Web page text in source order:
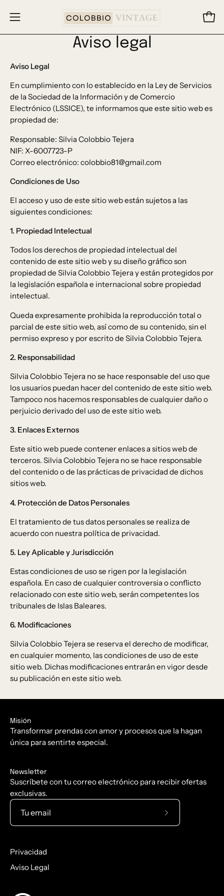
Abrir
menú
navegación
Aviso legal
Aviso Legal
En cumplimiento con lo establecido en la Ley de Servicios
de la Sociedad de la Información y de Comercio
Electrónico (LSSICE), te informamos que este sitio web es
propiedad de:
Responsable: Silvia Colobbio Tejera
NIF: X-6007723-P
Correo electrónico: colobbio81@gmail.com
Condiciones de Uso
El acceso y uso de este sitio web están sujetos a las
siguientes condiciones:
1. Propiedad Intelectual
Todos los derechos de propiedad intelectual del
contenido de este sitio web y su diseño gráfico son
propiedad de Silvia Colobbio Tejera y están protegidos por
la legislación española e internacional sobre propiedad
intelectual.
Queda expresamente prohibida la reproducción total o
parcial de este sitio web, así como de su contenido, sin el
permiso expreso y por escrito de Silvia Colobbio Tejera.
2. Responsabilidad
Silvia Colobbio Tejera no se hace responsable del uso que
los usuarios puedan hacer del contenido de este sitio web.
Tampoco nos hacemos responsables de cualquier daño o
perjuicio derivado del uso de este sitio web.
3. Enlaces Externos
Este sitio web puede contener enlaces a sitios web de
terceros. Silvia Colobbio Tejera no se hace responsable
del contenido o de las prácticas de privacidad de dichos
sitios web.
4. Protección de Datos Personales
El tratamiento de tus datos personales se realiza de
acuerdo con nuestra política de privacidad.
5. Ley Aplicable y Jurisdicción
Estas condiciones de uso se rigen por la legislación
española. En caso de cualquier controversia o conflicto
relacionado con este sitio web, serán competentes los
tribunales de Islas Baleares.
6. Modificaciones
Silvia Colobbio Tejera se reserva el derecho de modificar,
en cualquier momento, las condiciones de uso de este
sitio web. Dichas modificaciones entrarán en vigor desde
su publicación en este sitio web.
Misión
Transformar prendas con amor y procesos que la hagan
única para sentirte especial.
Newsletter
Suscríbete con tu correo electrónico para recibir ofertas
exclusivas.
Suscríbete
Privacidad
Aviso Legal